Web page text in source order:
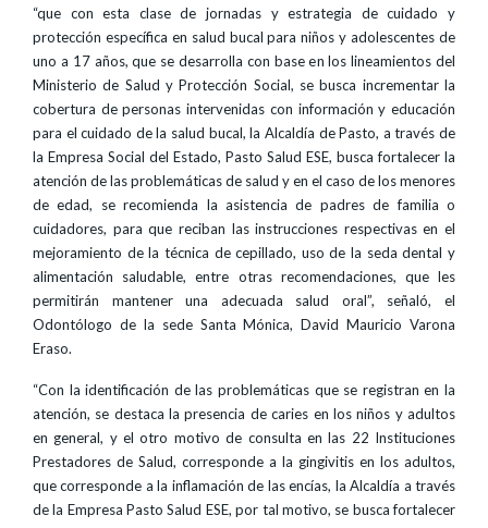
“que con esta clase de jornadas y estrategia de cuidado y
protección específica en salud bucal para niños y adolescentes de
uno a 17 años, que se desarrolla con base en los lineamientos del
Ministerio de Salud y Protección Social, se busca incrementar la
cobertura de personas intervenidas con información y educación
para el cuidado de la salud bucal, la Alcaldía de Pasto, a través de
la Empresa Social del Estado, Pasto Salud ESE, busca fortalecer la
atención de las problemáticas de salud y en el caso de los menores
de edad, se recomienda la asistencia de padres de familia o
cuidadores, para que reciban las instrucciones respectivas en el
mejoramiento de la técnica de cepillado, uso de la seda dental y
alimentación saludable, entre otras recomendaciones, que les
permitirán mantener una adecuada salud oral”, señaló, el
Odontólogo de la sede Santa Mónica, David Mauricio Varona
Eraso.
“Con la identificación de las problemáticas que se registran en la
atención, se destaca la presencia de caries en los niños y adultos
en general, y el otro motivo de consulta en las 22 Instituciones
Prestadores de Salud, corresponde a la gingivitis en los adultos,
que corresponde a la inflamación de las encías, la Alcaldía a través
de la Empresa Pasto Salud ESE, por tal motivo, se busca fortalecer